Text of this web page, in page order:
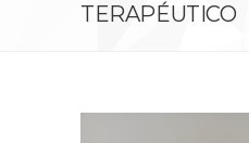
TERAPÉUTICO